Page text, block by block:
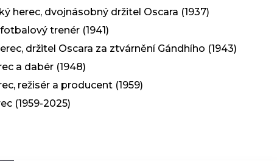
herec, dvojnásobný držitel Oscara (1937)
trenér (1941)
držitel Oscara za ztvárnění Gándhího (1943)
a dabér (1948)
režisér a producent (1959)
(1959-2025)